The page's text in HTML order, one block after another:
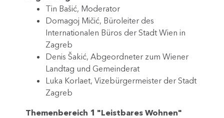
Tin Bašić, Moderator
Domagoj Mičić, Büroleiter des
Internationalen Büros der Stadt Wien in
Zagreb
Denis Šakić, Abgeordneter zum Wiener
Landtag und Gemeinderat
Luka Korlaet, Vizebürgermeister der Stadt
Zagreb
Themenbereich 1 "Leistbares Wohnen"